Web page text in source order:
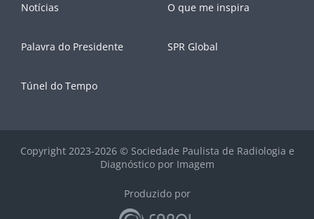
Notícias O que me inspira
Palavra do Presidente SPR Global
Túnel do Tempo
Copyright 2023-2026 © Sociedade Paulista de Radiologia e
Diagnóstico por Imagem
Produzido por